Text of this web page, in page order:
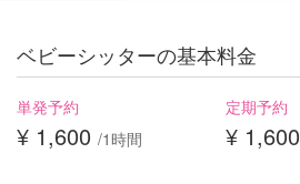
ベビーシッターの基本料金
単発予約
¥ 1,600 /1時間
定期予約
¥ 1,600